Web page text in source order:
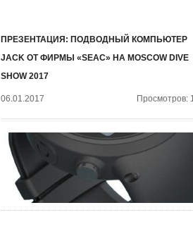
ПРЕЗЕНТАЦИЯ: ПОДВОДНЫЙ КОМПЬЮТЕР
JACK ОТ ФИРМЫ «SEAC» НА MOSCOW DIVE
SHOW 2017
06.01.2017 Просмотров: